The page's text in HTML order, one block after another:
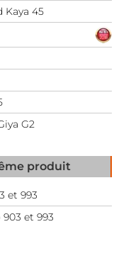
Kaya 45
G2
produit
et 993
et 993